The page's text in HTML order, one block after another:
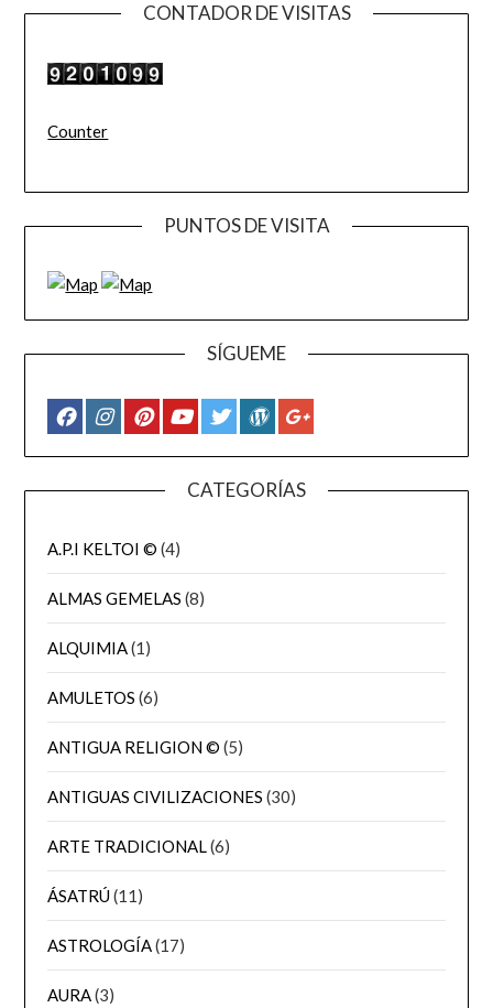
CONTADOR DE VISITAS
Counter
PUNTOS DE VISITA
SÍGUEME
CATEGORÍAS
A.P.I KELTOI © (4)
ALMAS GEMELAS (8)
ALQUIMIA(1)
AMULETOS (6)
ANTIGUA RELIGION © (5)
ANTIGUAS CIVILIZACIONES (30)
ARTE TRADICIONAL(6)
ÁSATRÚ(11)
ASTROLOGÍA(17)
AURA(3)